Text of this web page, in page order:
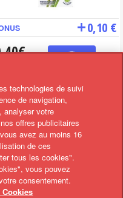
0,10 €
- Boissons Végétales
l'achat d'un produit alpro de
gamme bo...
ÉPUISÉ
technologies de suivi
de navigation,
analyser votre
offres publicitaires
avez au moins 16
de ces
tous les cookies".
vous pouvez
consentement.
Cookies